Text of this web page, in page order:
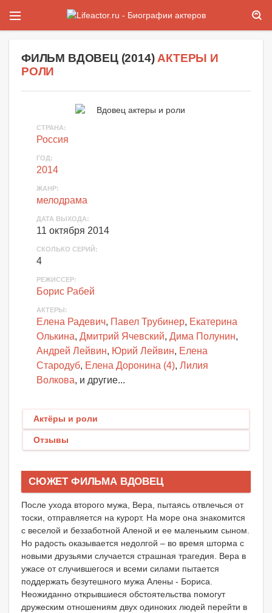
ФИЛЬМ ВДОВЕЦ(2014) АКТЕРЫ И
РОЛИ
СТРАНА:
Россия
ГОД:
2014
ЖАНР:
мелодрама
ДАТА ВЫХОДА:
11 октября 2014
СКОЛЬКО СЕРИЙ:
4
РЕЖИССЕР:
Борис Рабей
АКТЕРЫ:
Елена Радевич, Павел Трубинер, Екатерина
Олькина, Дмитрий Ячевский, Дима Полунин,
Андрей Лейвин, Юрий Лейвин, Елена
Стародуб, Елена Доронина (4), Лилия
Волкова, и другие...
Актёры и роли
Отзывы
СЮЖЕТ ФИЛЬМА ВДОВЕЦ
После ухода второго мужа, Вера, пытаясь отвлечься от
тоски, отправляется на курорт. На море она знакомится
с веселой и беззаботной Аленой и ее маленьким сыном.
Но радость оказывается недолгой – во время шторма с
новыми друзьями случается страшная трагедия. Вера в
ужасе от случившегося и всеми силами пытается
поддержать безутешного мужа Алены - Бориса.
Неожиданно открывшиеся обстоятельства помогут
дружеским отношениям двух одиноких людей перейти в